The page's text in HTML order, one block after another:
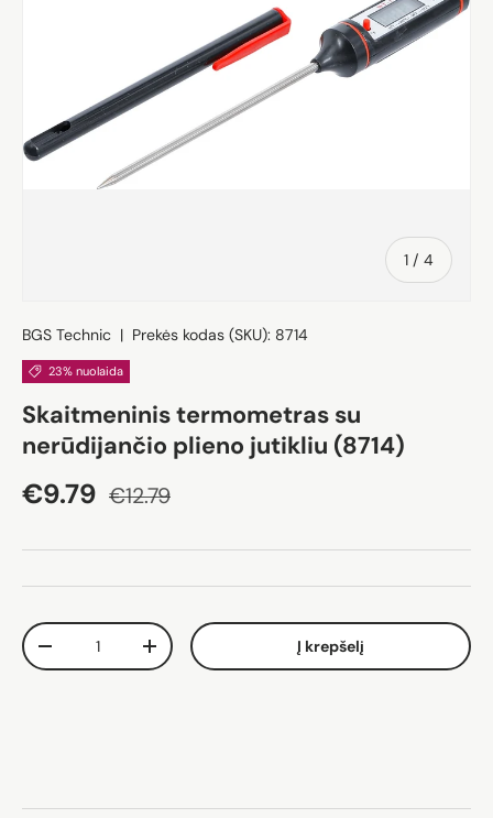
1 / iš
4
BGS Technic | Prekės kodas (SKU): 8714
23% nuolaida
Skaitmeninis termometras su
nerūdijančio plieno jutikliu (8714)
Akcijos kaina
€9.79 Įprasta kaina
€12.79
Kiekis
Sumažinti kiekįPadidinti kiekį Į krepšelį